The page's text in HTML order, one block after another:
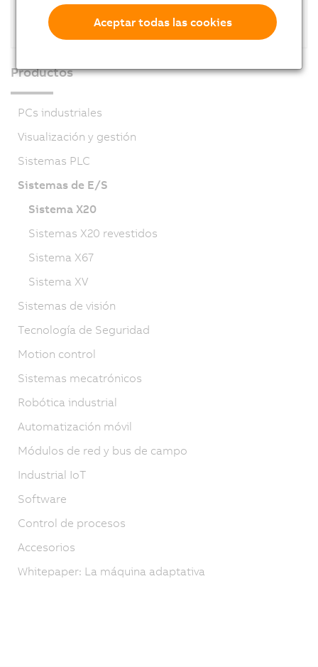
Technology module
Productos
PCs industriales
Visualización y gestión
Sistemas PLC
Sistemas de E/S
Sistema X20
Sistemas X20 revestidos
Sistema X67
Sistema XV
Sistemas de visión
Tecnología de Seguridad
Motion control
Sistemas mecatrónicos
Robótica industrial
Automatización móvil
Módulos de red y bus de campo
Industrial IoT
Software
Control de procesos
Accesorios
Whitepaper: La máquina adaptativa
Aceptar todas las cookies